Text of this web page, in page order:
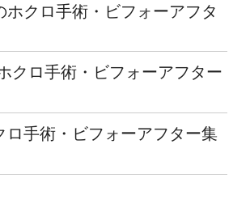
ホクロ手術・ビフォーアフタ
クロ手術・ビフォーアフター
ロ手術・ビフォーアフター集